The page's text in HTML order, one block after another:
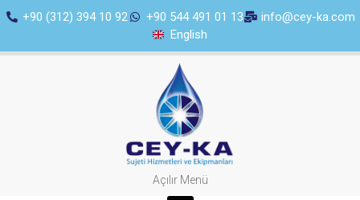
+90 (312) 394 10 92 +90 544 491 01 13
info@cey-ka.com
English
Açılır Menü